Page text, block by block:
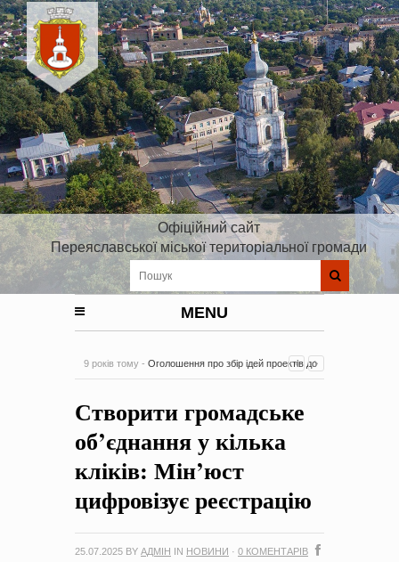
Офіційний сайт
Переяславської міської територіальної громади
MENU
9 років тому - Оголошення про збір ідей проектів до
на період 2018 – 2020 роки Оголошення про збір ідей
-0 Коментарів
Створити громадське
об’єднання у кілька
кліків: Мін’юст
цифровізує реєстрацію
25.07.2025 BY АДМІН IN НОВИНИ · 0 КОМЕНТАРІВ